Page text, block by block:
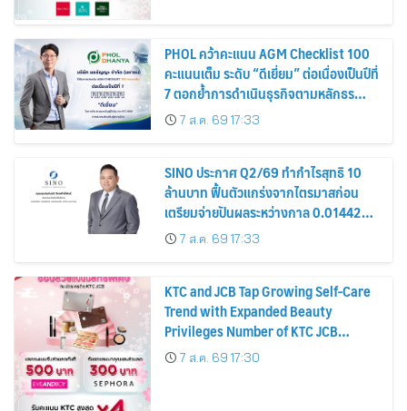
PHOL คว้าคะแนน AGM Checklist 100
คะแนนเต็ม ระดับ “ดีเยี่ยม” ต่อเนื่องเป็นปีที่
7 ตอกย้ำการดำเนินธุรกิจตามหลักธร
รมาภิบาล โปร่งใส สร้างความเชื่อมั่นผู้ถือ
หุ้น
7 ส.ค. 69 17:33
SINO ประกาศ Q2/69 ทำกำไรสุทธิ 10
ล้านบาท ฟื้นตัวแกร่งจากไตรมาสก่อน
เตรียมจ่ายปันผลระหว่างกาล 0.014423
บาทต่อหุ้น ครึ่งปีหลังมุ่งเติบโตต่อเนื่อง
7 ส.ค. 69 17:33
KTC and JCB Tap Growing Self-Care
Trend with Expanded Beauty
Privileges Number of KTC JCB
Cardmembers Spending on
Cosmetics Rises 26%
7 ส.ค. 69 17:30